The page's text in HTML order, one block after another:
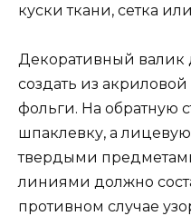
куски ткани, сетка
Декоративный валик
создать из
фольги. На обратную
шпаклевку, а
твердыми
линиями должно
противном случае